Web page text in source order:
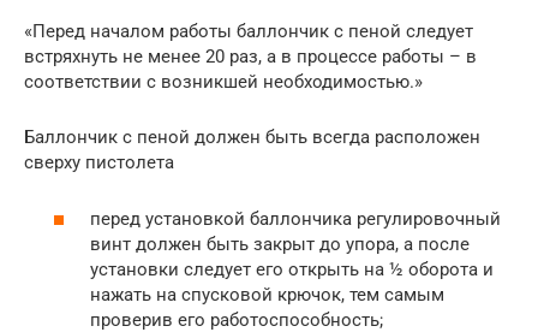
«Перед началом работы баллончик с пеной следует
встряхнуть не менее 20 раз, а в процессе работы – в
соответствии с возникшей необходимостью.»
Баллончик с пеной должен быть всегда расположен
сверху пистолета
перед установкой баллончика регулировочный
винт должен быть закрыт до упора, а после
установки следует его открыть на ½ оборота и
нажать на спусковой крючок, тем самым
проверив его работоспособность;